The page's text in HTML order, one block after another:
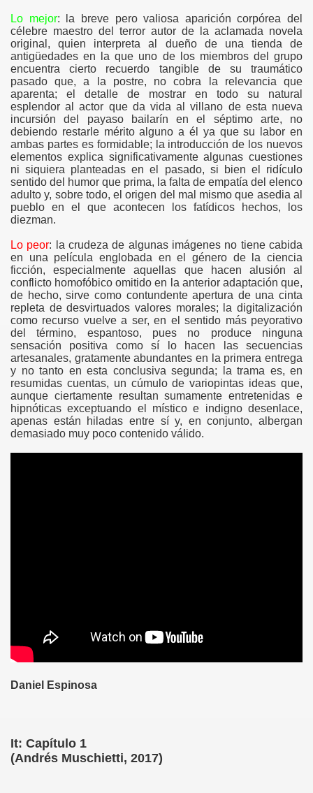
Lo mejor: la breve pero valiosa aparición corpórea del
célebre maestro del terror autor de la aclamada novela
original, quien interpreta al dueño de una tienda de
antigüedades en la que uno de los miembros del grupo
encuentra cierto recuerdo tangible de su traumático
pasado que, a la postre, no cobra la relevancia que
aparenta; el detalle de mostrar en todo su natural
esplendor al actor que da vida al villano de esta nueva
incursión del payaso bailarín en el séptimo arte, no
debiendo restarle mérito alguno a él ya que su labor en
ambas partes es formidable; la introducción de los nuevos
elementos explica significativamente algunas cuestiones
ni siquiera planteadas en el pasado, si bien el ridículo
sentido del humor que prima, la falta de empatía del elenco
adulto y, sobre todo, el origen del mal mismo que asedia al
pueblo en el que acontecen los fatídicos hechos, los
diezman.
Lo peor: la crudeza de algunas imágenes no tiene cabida
en una película englobada en el género de la ciencia
ficción, especialmente aquellas que hacen alusión al
conflicto homofóbico omitido en la anterior adaptación que,
de hecho, sirve como contundente apertura de una cinta
repleta de desvirtuados valores morales; la digitalización
como recurso vuelve a ser, en el sentido más peyorativo
del término, espantoso, pues no produce ninguna
sensación positiva como sí lo hacen las secuencias
artesanales, gratamente abundantes en la primera entrega
y no tanto en esta conclusiva segunda; la trama es, en
resumidas cuentas, un cúmulo de variopintas ideas que,
aunque ciertamente resultan sumamente entretenidas e
hipnóticas exceptuando el místico e indigno desenlace,
apenas están hiladas entre sí y, en conjunto, albergan
demasiado muy poco contenido válido.
Daniel Espinosa
It: Capítulo 1
(Andrés Muschietti, 2017)